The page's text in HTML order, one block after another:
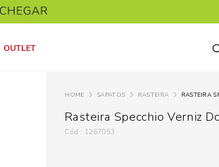
OUTLET O que você está
SAPATOS RASTEIRA RASTEIRA
Rasteira Specchio Verniz
: 1267053